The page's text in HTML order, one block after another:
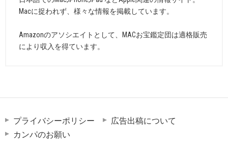
Macに捉われず、様々な情報を掲載しています。
Amazonのアソシエイトとして、MACお宝鑑定団は適格販売
により収入を得ています。
プライバシーポリシー
広告出稿について
カンパのお願い